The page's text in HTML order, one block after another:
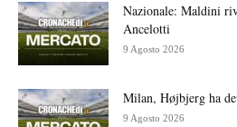
Nazionale: Maldini
Ancelotti
9 Agosto 2026
Milan, Højbjerg ha
9 Agosto 2026